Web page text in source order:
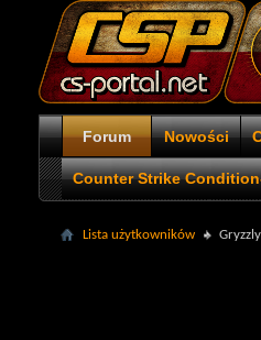
Forum Nowości
Counter Strike
Lista użytkowników Gryzzly